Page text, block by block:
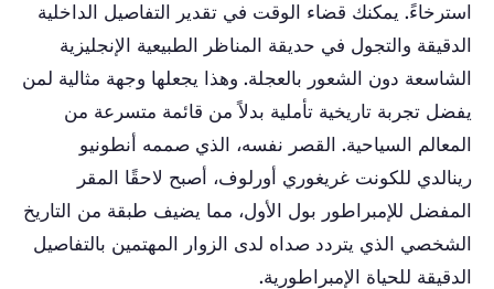
استرخاءً. يمكنك قضاء الوقت في تقدير التفاصيل الداخلية
الدقيقة والتجول في حديقة المناظر الطبيعية الإنجليزية
الشاسعة دون الشعور بالعجلة. وهذا يجعلها وجهة مثالية لمن
يفضل تجربة تاريخية تأملية بدلاً من قائمة متسرعة من
المعالم السياحية. القصر نفسه، الذي صممه أنطونيو
رينالدي للكونت غريغوري أورلوف، أصبح لاحقًا المقر
المفضل للإمبراطور بول الأول، مما يضيف طبقة من التاريخ
الشخصي الذي يتردد صداه لدى الزوار المهتمين بالتفاصيل
الدقيقة للحياة الإمبراطورية.